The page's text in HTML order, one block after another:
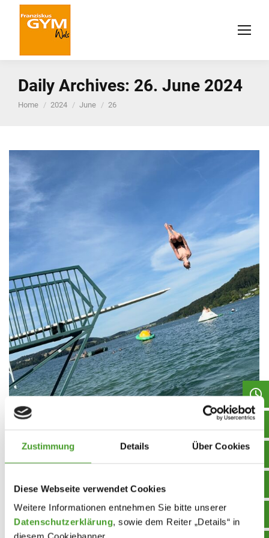
Zustimmung Details Über Cookies
Diese Webseite verwendet Cookies
Weitere Informationen entnehmen Sie bitte unserer
Datenschutzerklärung, sowie dem Reiter „Details“ in
Daily Archives: 26. June 2024
You are here:
Home 2024 June 26
Die diesjährige Sommersportwoche der fünften
Klassen fand vom 17. bis zum 21. Juni am Mattsee
statt. Begleitet wurden wir von Herrn Professor